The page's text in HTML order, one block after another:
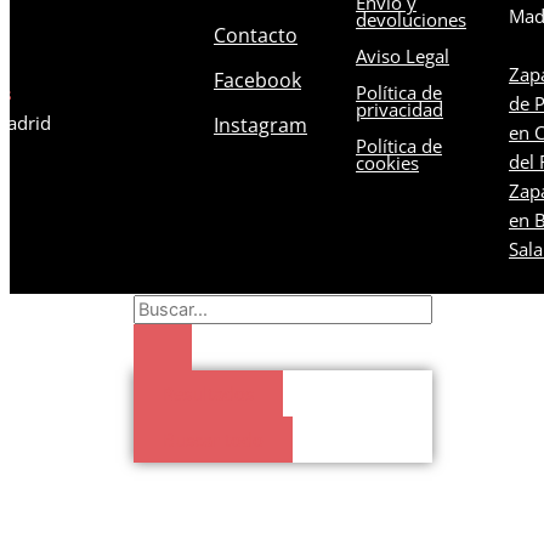
Contacto
Facebook
Instagram
devoluciones
Aviso Legal
Política de
privacidad
Política de
cookies
de
en
del
en
Search